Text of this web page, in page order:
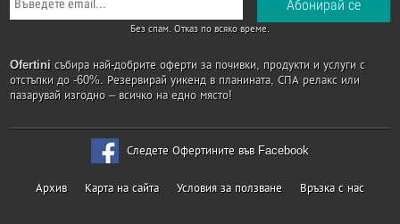
Без спам. Отказ по всяко време.
Ofertini събира най-добрите оферти за почивки, продукти и услуги с
отстъпки до -60%. Резервирай уикенд в планината, СПА релакс или
пазарувай изгодно – всичко на едно място!
Следете Офертините във Facebook
Архив Карта на сайта Условия за ползване Връзка с нас